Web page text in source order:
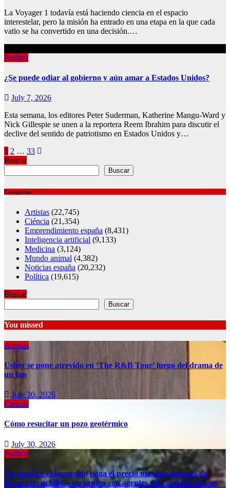
La Voyager 1 todavía está haciendo ciencia en el espacio
interestelar, pero la misión ha entrado en una etapa en la que cada
vatio se ha convertido en una decisión.…
Política
¿Se puede odiar al gobierno y aún amar a Estados Unidos?
July 7, 2026
Esta semana, los editores Peter Suderman, Katherine Mangu-Ward y
Nick Gillespie se unen a la reportera Reem Ibrahim para discutir el
declive del sentido de patriotismo en Estados Unidos y…
Posts
pagination
1 2 … 33
Buscar
Buscar
Categorías
Artistas (22,745)
Ciéncia (21,354)
Emprendimiento españa (8,431)
Inteligencia artificial (9,133)
Medicina (3,124)
Mundo animal (4,382)
Noticias españa (20,232)
Política (19,615)
Buscar
Buscar
You missed
Artistas
Usher se pone atrevido en ‘The R&B Tour’ luego del drama de
un fan
July 30, 2026
Ciéncia
Cómo resucitar un pozo geotérmico
July 30, 2026
Política
Un hombre enloquecido paga el precio máximo después de
llevar un cuchillo a un tiroteo con agentes del condado de Los